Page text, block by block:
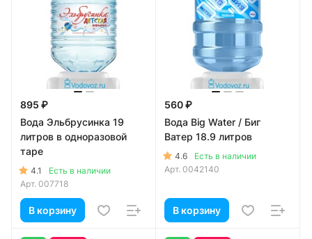
895 ₽
Вода Эльбрусинка 19
литров в одноразовой
таре
4.1
Есть в наличии
Арт. 007718
В корзину
560 ₽
Вода Big Water / Биг
Ватер 18.9 литров
4.6
Есть в наличии
Арт. 0042140
В корзину